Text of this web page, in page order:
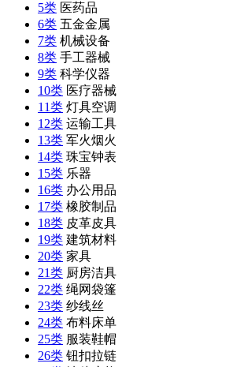
5类 医药品
6类 五金金属
7类 机械设备
8类 手工器械
9类 科学仪器
10类 医疗器械
11类 灯具空调
12类 运输工具
13类 军火烟火
14类 珠宝钟表
15类 乐器
16类 办公用品
17类 橡胶制品
18类 皮革皮具
19类 建筑材料
20类 家具
21类 厨房洁具
22类 绳网袋篷
23类 纱线丝
24类 布料床单
25类 服装鞋帽
26类 钮扣拉链